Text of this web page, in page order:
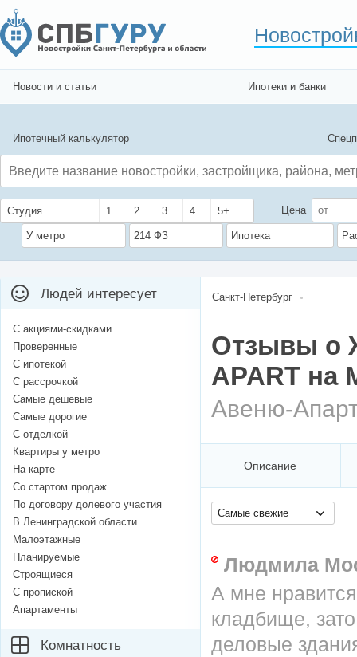
Новости и статьи Ипотеки и банки
Ипотечный калькулятор
Студия 1 2 3 4 5+ Цена
У метро 214 ФЗ Ипотека
Санкт-Петербург
Отзывы о
APART на
Авеню-
Описание
Самые свежие
Людмила
А мне
кладбище,
деловые
Людей интересует
С акциями-скидками
Проверенные
С ипотекой
С рассрочкой
Самые дешевые
Самые дорогие
С отделкой
Квартиры у метро
На карте
Со стартом продаж
По договору долевого участия
В Ленинградской области
Малоэтажные
Планируемые
Строящиеся
С пропиской
Апартаменты
Комнатность